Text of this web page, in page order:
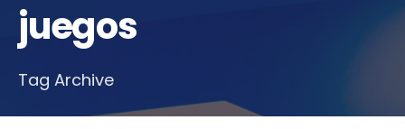
juegos
Tag Archive